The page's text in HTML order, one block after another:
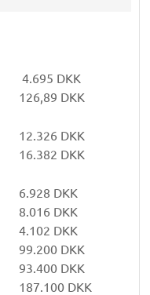
4.695 DKK
126,89 DKK
12.326 DKK
16.382 DKK
6.928 DKK
8.016 DKK
4.102 DKK
99.200 DKK
93.400 DKK
187.100 DKK